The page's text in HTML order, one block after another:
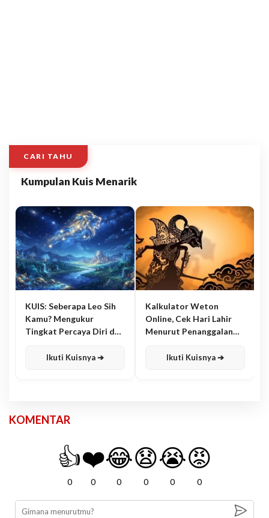
CARI TAHU
Kumpulan Kuis Menarik
KUIS: Seberapa Leo Sih
Kamu? Mengukur
Tingkat Percaya Diri dan
Ikuti Kuisnya ➔
Kalkulator Weton
Online, Cek Hari Lahir
Menurut Penanggalan
Ikuti Kuisnya ➔
KOMENTAR
👍
0
❤️
0
😂
0
😧
0
😭
0
😡
0